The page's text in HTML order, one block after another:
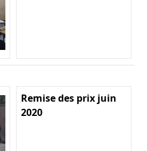
Remise des prix juin
2020